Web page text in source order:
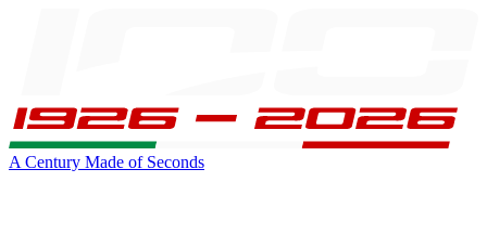
A Century Made of Seconds